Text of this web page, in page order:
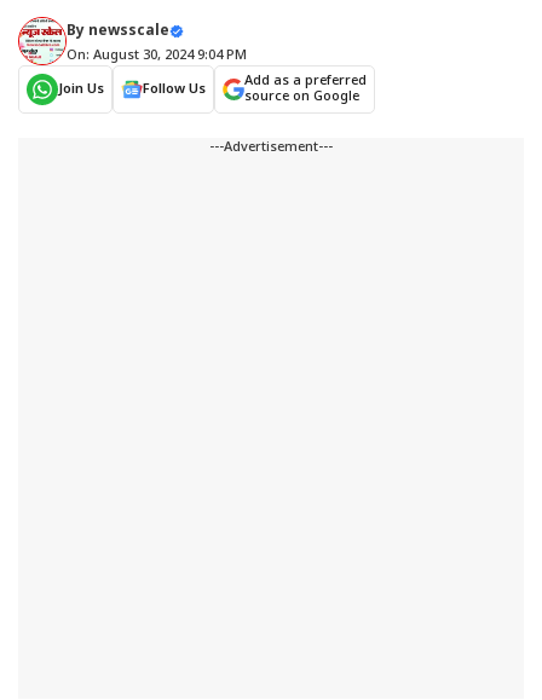
By newsscale
On: August 30, 2024 9:04 PM
Join Us
Follow Us
Add as a preferred
source on Google
---Advertisement---